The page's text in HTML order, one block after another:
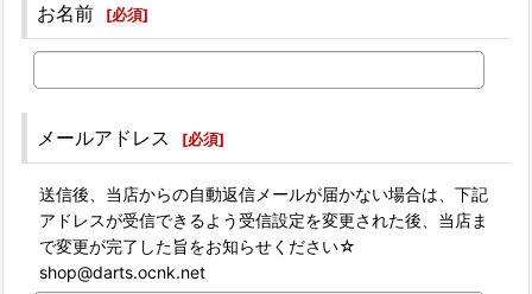
お名前 [必須]
メールアドレス [必須]
送信後、当店からの自動返信メールが届かない場合は、下記
アドレスが受信できるよう受信設定を変更された後、当店ま
で変更が完了した旨をお知らせください☆
shop@darts.ocnk.net